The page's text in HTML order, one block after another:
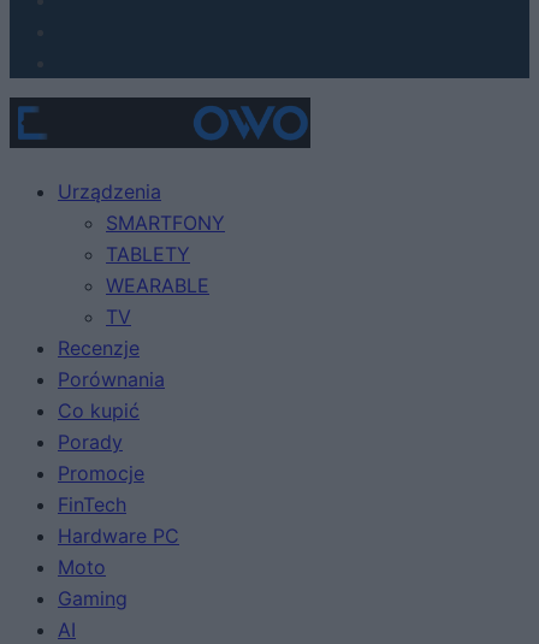
Urządzenia
SMARTFONY
TABLETY
WEARABLE
TV
Recenzje
Porównania
Co kupić
Porady
Promocje
FinTech
Hardware PC
Moto
Gaming
AI